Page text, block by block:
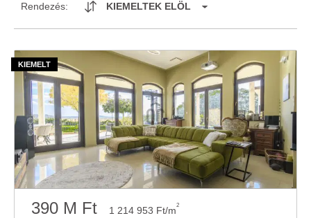
Rendezés: KIEMELTEK ELÖL
390 M Ft 1 214 953 Ft/m2